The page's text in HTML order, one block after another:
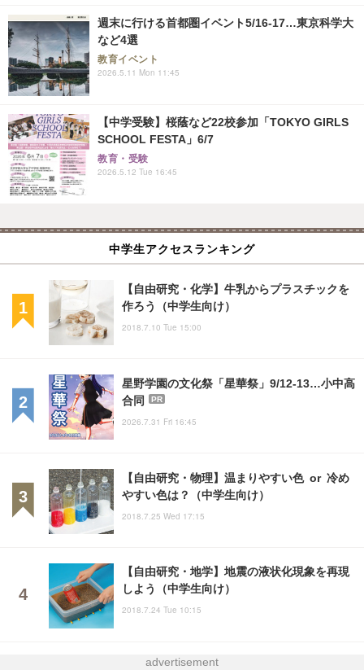
週末に行ける首都圏イベント5/16-17…東京科学大
など4選
教育イベント
2026.5.11 Mon 11:45
【中学受験】桜蔭など22校参加「TOKYO GIRLS
SCHOOL FESTA」6/7
教育・受験
2026.5.12 Tue 16:45
中学生アクセスランキング
【自由研究・化学】牛乳からプラスチックを
作ろう（中学生向け）
2018.7.10 Tue 15:00
星野学園の文化祭「星華祭」9/12-13…小中高
合同
PR
2026.7.31 Fri 16:45
【自由研究・物理】温まりやすい色 or 冷め
やすい色は？（中学生向け）
2018.7.25 Wed 17:15
【自由研究・地学】地震の液状化現象を再現
しよう（中学生向け）
2018.7.24 Tue 10:15
【自由研究2022】1日でできる！自由研究テ
advertisement